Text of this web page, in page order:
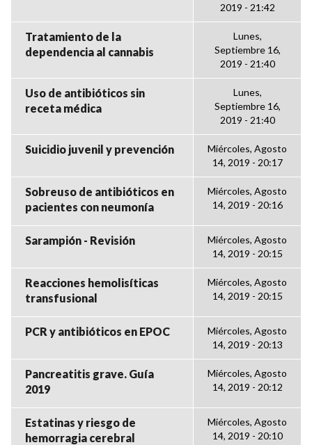
2019 - 21:42
Tratamiento de la
dependencia al cannabis
Lunes,
Septiembre 16,
2019 - 21:40
Uso de antibióticos sin
receta médica
Lunes,
Septiembre 16,
2019 - 21:40
Suicidio juvenil y prevención
Miércoles, Agosto
14, 2019 - 20:17
Sobreuso de antibióticos en
pacientes con neumonía
Miércoles, Agosto
14, 2019 - 20:16
Sarampión - Revisión
Miércoles, Agosto
14, 2019 - 20:15
Reacciones hemolisíticas
transfusional
Miércoles, Agosto
14, 2019 - 20:15
PCR y antibióticos en EPOC
Miércoles, Agosto
14, 2019 - 20:13
Pancreatitis grave. Guía
2019
Miércoles, Agosto
14, 2019 - 20:12
Estatinas y riesgo de
hemorragia cerebral
Miércoles, Agosto
14, 2019 - 20:10